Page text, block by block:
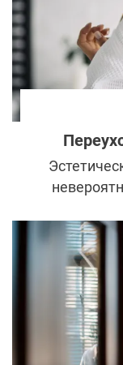
значит